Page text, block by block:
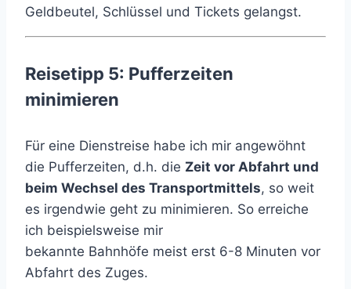
Geldbeutel, Schlüssel und Tickets gelangst.
Reisetipp 5: Pufferzeiten
minimieren
Für eine Dienstreise habe ich mir angewöhnt
die Pufferzeiten, d.h. die Zeit vor Abfahrt und
beim Wechsel des Transportmittels, so weit
es irgendwie geht zu minimieren. So erreiche
ich beispielsweise mir
bekannte Bahnhöfe meist erst 6-8 Minuten vor
Abfahrt des Zuges.